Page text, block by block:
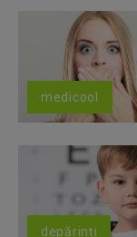
medicool
depărinți